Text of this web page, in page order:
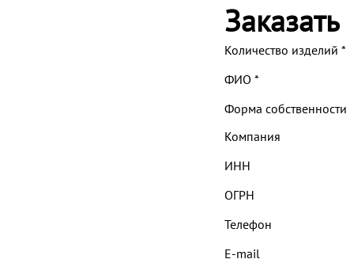
Заказать
Количество изделий *
ФИО *
Форма собственности
Компания
ИНН
ОГРН
Телефон
E-mail